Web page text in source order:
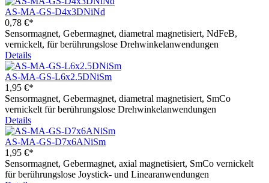
AS-MA-GS-D4x3DNiNd
0,78 €*
Sensormagnet, Gebermagnet, diametral magnetisiert, NdFeB,
vernickelt, für berührungslose Drehwinkelanwendungen
Details
AS-MA-GS-L6x2.5DNiSm
1,95 €*
Sensormagnet, Gebermagnet, diametral magnetisiert, SmCo
vernickelt für berührungslose Drehwinkelanwendungen
Details
AS-MA-GS-D7x6ANiSm
1,95 €*
Sensormagnet, Gebermagnet, axial magnetisiert, SmCo vernickelt
für berührungslose Joystick- und Linearanwendungen